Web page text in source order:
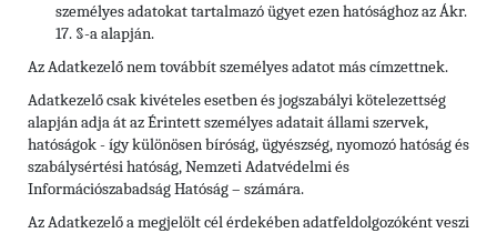
személyes adatokat tartalmazó ügyet ezen hatósághoz az Ákr.
17. §-a alapján.
Az Adatkezelő nem továbbít személyes adatot más címzettnek.
Adatkezelő csak kivételes esetben és jogszabályi kötelezettség
alapján adja át az Érintett személyes adatait állami szervek,
hatóságok - így különösen bíróság, ügyészség, nyomozó hatóság és
szabálysértési hatóság, Nemzeti Adatvédelmi és
Információszabadság Hatóság – számára.
Az Adatkezelő a megjelölt cél érdekében adatfeldolgozóként veszi